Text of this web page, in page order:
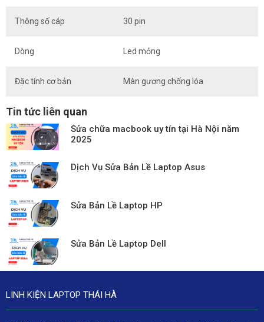
Thông số cáp 30 pin
Dòng Led mỏng
Đặc tính cơ bản Màn gương chống lóa
Tin tức liên quan
Sửa chữa macbook uy tín tại Hà Nội năm
2025
Dịch Vụ Sửa Bản Lề Laptop Asus
Sửa Bản Lề Laptop HP
Sửa Bản Lề Laptop Dell
LINH KIỆN LAPTOP THÁI HÀ